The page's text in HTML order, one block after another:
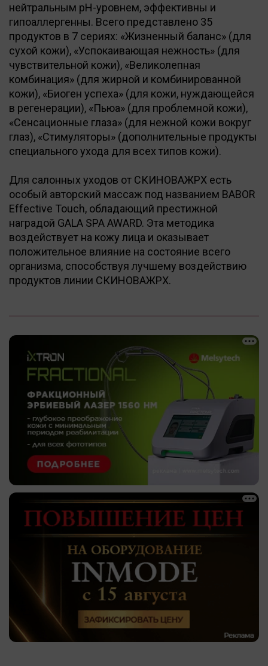
нейтральным pH-уровнем, эффективны и
гипоаллергенны. Всего представлено 35
продуктов в 7 сериях: «Жизненный баланс» (для
сухой кожи), «Успокаивающая нежность» (для
чувствительной кожи), «Великолепная
комбинация» (для жирной и комбинированной
кожи), «Биоген успеха» (для кожи, нуждающейся
в регенерации), «Пьюа» (для проблемной кожи),
«Сенсационные глаза» (для нежной кожи вокруг
глаз), «Стимуляторы» (дополнительные продукты
специального ухода для всех типов кожи).
Для салонных уходов от СКИНОВАЖPX есть
особый авторский массаж под названием BABOR
Effective Touch, обладающий престижной
наградой GALA SPA AWARD. Эта методика
воздействует на кожу лица и оказывает
положительное влияние на состояние всего
организма, способствуя лучшему воздействию
продуктов линии СКИНОВАЖPX.